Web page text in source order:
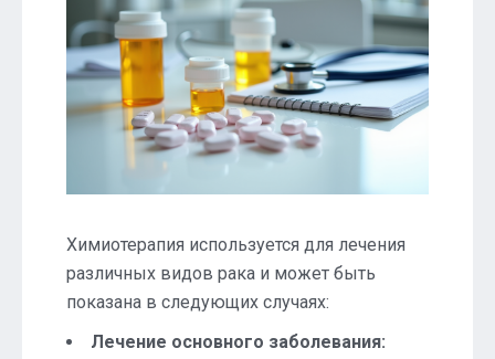
Химиотерапия используется для лечения
различных видов рака и может быть
показана в следующих случаях:
Лечение основного заболевания: